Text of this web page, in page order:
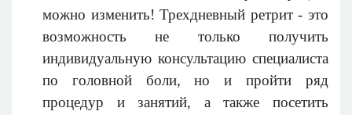
можно изменить! Трехдневный ретрит - это
возможность не только получить
индивидуальную консультацию специалиста
по головной боли, но и пройти ряд
процедур и занятий, а также посетить